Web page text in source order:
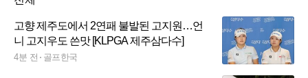
고향 제주도에서 2연패 불발된 고지원…언
니 고지우도 쓴맛 [KLPGA 제주삼다수]
4분 전 골프한국